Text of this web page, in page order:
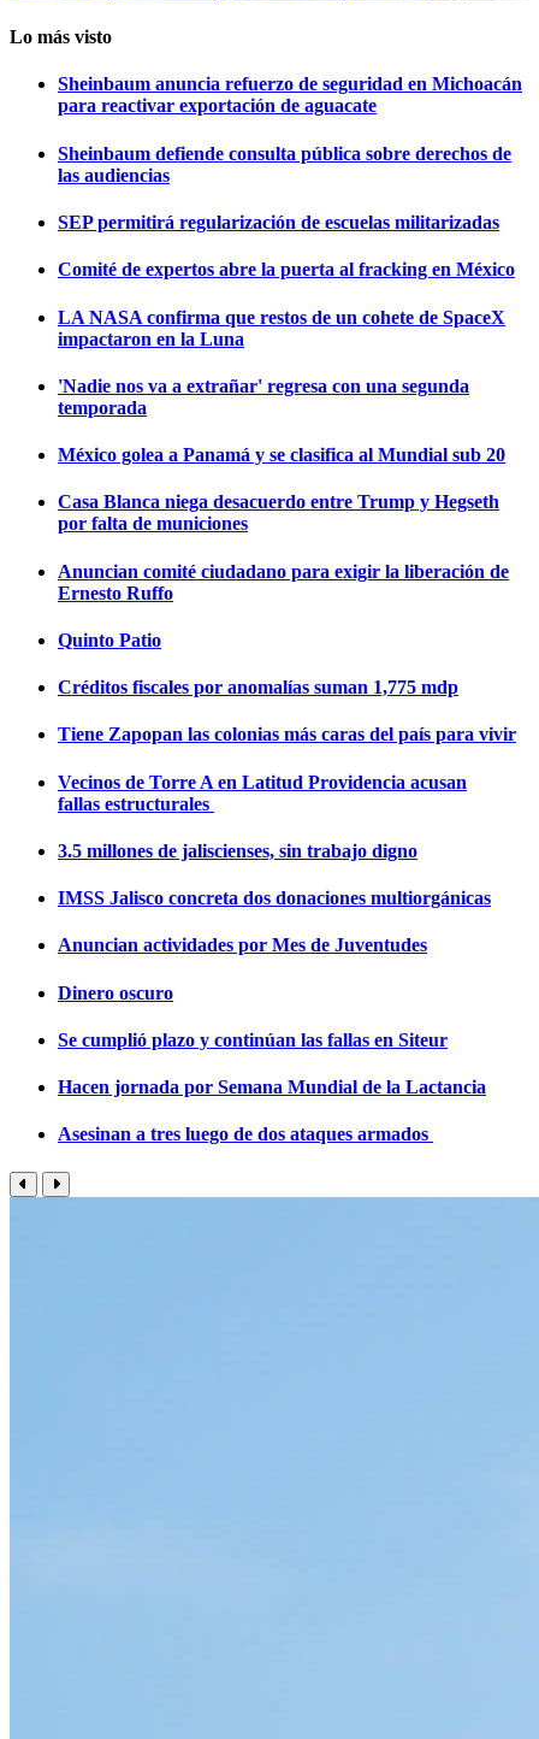
Lo más visto
Sheinbaum anuncia refuerzo de seguridad en Michoacán
para reactivar exportación de aguacate
Sheinbaum defiende consulta pública sobre derechos de
las audiencias
SEP permitirá regularización de escuelas militarizadas
Comité de expertos abre la puerta al fracking en México
LA NASA confirma que restos de un cohete de SpaceX
impactaron en la Luna
'Nadie nos va a extrañar' regresa con una segunda
temporada
México golea a Panamá y se clasifica al Mundial sub 20
Casa Blanca niega desacuerdo entre Trump y Hegseth
por falta de municiones
Anuncian comité ciudadano para exigir la liberación de
Ernesto Ruffo
Quinto Patio
Créditos fiscales por anomalías suman 1,775 mdp
Tiene Zapopan las colonias más caras del país para vivir
Vecinos de Torre A en Latitud Providencia acusan
fallas estructurales
3.5 millones de jaliscienses, sin trabajo digno
IMSS Jalisco concreta dos donaciones multiorgánicas
Anuncian actividades por Mes de Juventudes
Dinero oscuro
Se cumplió plazo y continúan las fallas en Siteur
Hacen jornada por Semana Mundial de la Lactancia
Asesinan a tres luego de dos ataques armados